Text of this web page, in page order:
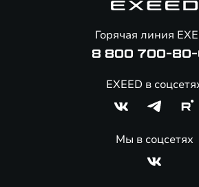
Помощь на дорогах
Горячая линия
8 800 700-
EXEED в
Мы в соцсетях